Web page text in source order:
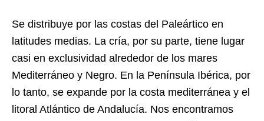
Se distribuye por las costas del Paleártico en
latitudes medias. La cría, por su parte, tiene lugar
casi en exclusividad alrededor de los mares
Mediterráneo y Negro. En la Península Ibérica, por
lo tanto, se expande por la costa mediterránea y el
litoral Atlántico de Andalucía. Nos encontramos